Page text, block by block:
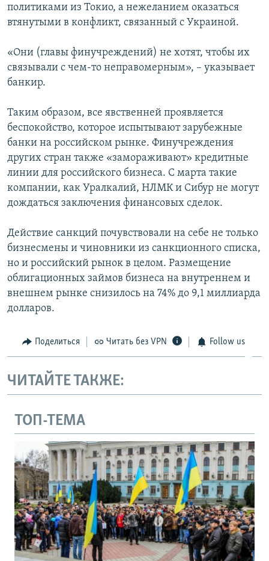
политиками из Токио, а нежеланием оказаться
втянутыми в конфликт, связанный с Украиной.
«Они (главы финучреждений) не хотят, чтобы их
связывали с чем-то неправомерным», – указывает
банкир.
Таким образом, все явственней проявляется
беспокойство, которое испытывают зарубежные
банки на российском рынке. Финучреждения
других стран также «замораживают» кредитные
линии для российского бизнеса. С марта такие
компании, как Уралкалий, НЛМК и Сибур не могут
дождаться заключения финансовых сделок.
Действие санкций почувствовали на себе не только
бизнесмены и чиновники из санкционного списка,
но и российский рынок в целом. Размещение
облигационных займов бизнеса на внутреннем и
внешнем рынке снизилось на 74% до 9,1 миллиарда
долларов.
Поделиться Читать без VPN Follow us
ЧИТАЙТЕ ТАКЖЕ:
ТОП-ТЕМА